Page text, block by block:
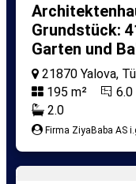
Grundstück:
Garten und
21870 Yalova,
195 m²
6.0
2.0
Firma ZiyaBaba AS